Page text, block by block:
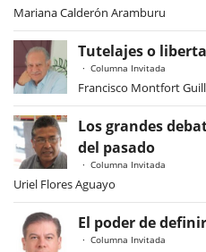
Mariana Calderón Aramburu
Tutelajes o
Columna Invitada
Francisco Montfort
Los grandes
del pasado
Columna Invitada
Uriel Flores Aguayo
El poder de
Columna Invitada